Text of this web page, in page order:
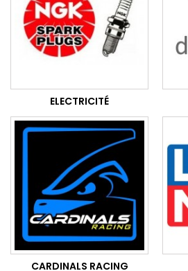
ELECTRICITÉ
CARDINALS RACING